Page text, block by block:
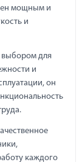
мощным и
и
выбором для
и
он
каждого